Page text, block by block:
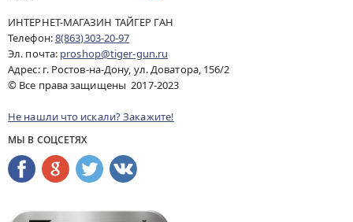
ИНТЕРНЕТ-МАГАЗИН ТАЙГЕР ГАН
Телефон:8(863)303-20-97
Эл. почта: proshop@tiger-gun.ru
Адрес: г. Ростов-на-Дону, ул. Доватора, 156/2
© Все права защищены 2017-2023
Не нашли что искали? Закажите!
МЫ В СОЦСЕТЯХ